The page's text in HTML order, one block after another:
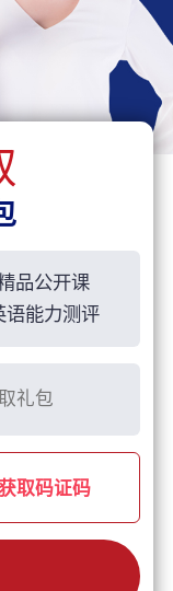
品公开课
语能力测评
取码证码